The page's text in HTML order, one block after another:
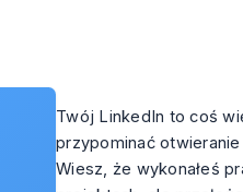
Twój LinkedIn to coś
przypominać
Wiesz, że wykonałeś